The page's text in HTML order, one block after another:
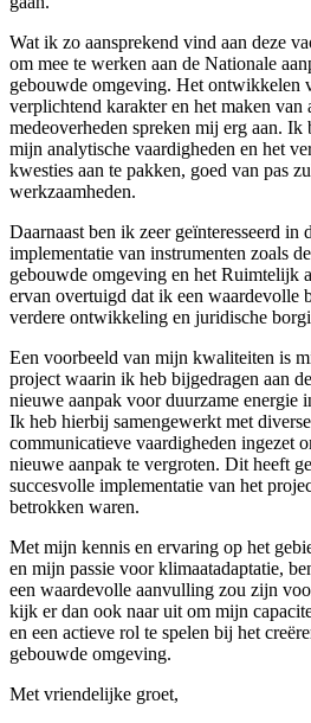
Wat ik zo aansprekend vind aan deze
om mee te werken aan de Nationale
gebouwde omgeving. Het ontwikkelen
verplichtend karakter en het maken van
medeoverheden spreken mij erg aan. Ik
mijn analytische vaardigheden en het
kwesties aan te pakken, goed van pas
werkzaamheden.
Daarnaast ben ik zeer geïnteresseerd in
implementatie van instrumenten zoals
gebouwde omgeving en het Ruimtelijk
ervan overtuigd dat ik een waardevolle
verdere ontwikkeling en juridische
Een voorbeeld van mijn kwaliteiten is
project waarin ik heb bijgedragen aan
nieuwe aanpak voor duurzame energie
Ik heb hierbij samengewerkt met
communicatieve vaardigheden ingezet
nieuwe aanpak te vergroten. Dit heeft
succesvolle implementatie van het
betrokken waren.
Met mijn kennis en ervaring op het
en mijn passie voor klimaatadaptatie,
een waardevolle aanvulling zou zijn
kijk er dan ook naar uit om mijn
en een actieve rol te spelen bij het
gebouwde omgeving.
Met vriendelijke groet,